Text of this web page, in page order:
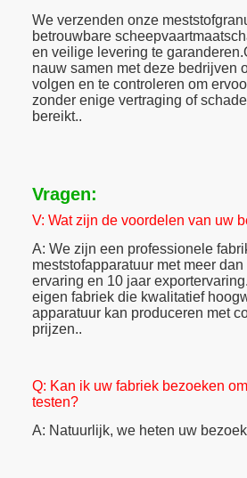
We verzenden onze
betrouwbare
en veilige levering te
nauw samen met deze bedrijven
volgen en te controleren om
zonder enige vertraging of
bereikt..
Vragen:
V: Wat zijn de voordelen van uw
A: We zijn een professionele
meststofapparatuur met meer
ervaring en 10 jaar
eigen fabriek die kwalitatief
apparatuur kan produceren met
prijzen..
Q: Kan ik uw fabriek bezoeken
testen?
A: Natuurlijk, we heten uw